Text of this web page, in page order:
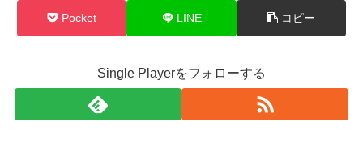
Pocket LINE コピー
Single Playerをフォローする